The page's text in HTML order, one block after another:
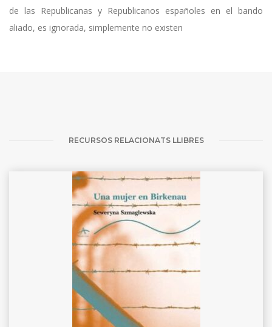
de las Republicanas y Republicanos españoles en el bando
aliado, es ignorada, simplemente no existen
RECURSOS RELACIONATS LLIBRES